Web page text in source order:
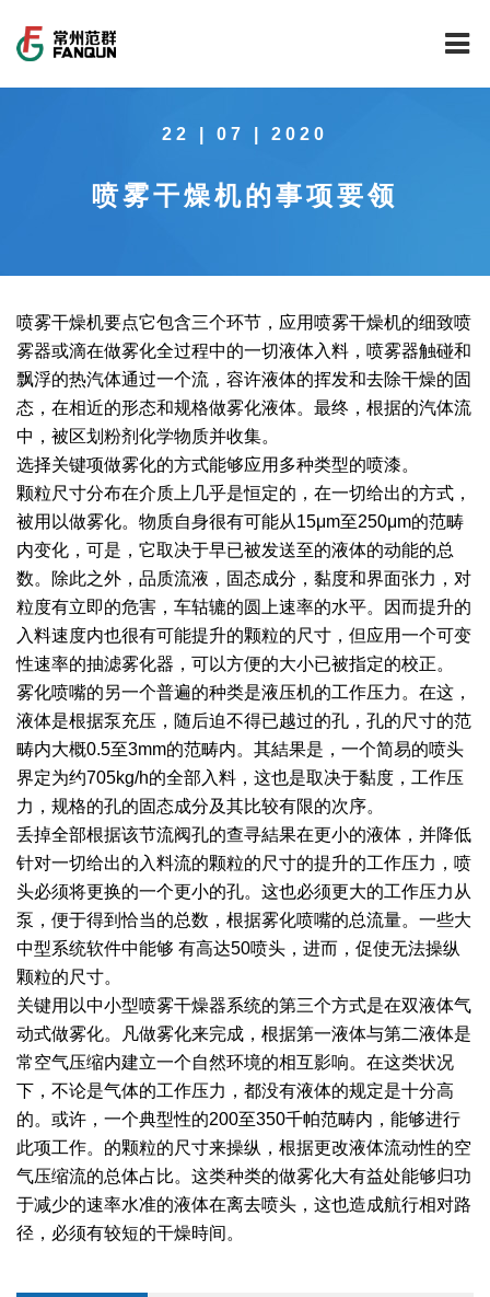
公司介绍
公司荣誉
范群文化
公司大事记
载体催化剂全自动生产线系列
回转圆筒干燥焙烧系列
气流干燥系列
喷雾干燥机系列
带式干燥焙烧系列
真空干燥系列
圆盘干燥机系列
桨叶式干燥系列
载体干燥系列
滚筒干燥系列
沸腾干燥系列
烘箱干燥系列
管束干燥系列
干燥配套装置
新能源新材料行业
制药行业
食品行业
环保行业
化工行业
技术中心
工程实验室
工程技术中心
质量监督技术中心
新闻中心
范群新闻
行业新闻
技术专栏
服务中心
常见问题
社会责任
全球契约组织成员
公共责任
节能环保
公益支持
社会责任报告
社会责任
绿色发展
绿色工厂
绿色供应链
人才招聘
联系我们
联系我们
22 | 07 | 2020
喷雾干燥机的事项要领
喷雾干燥机要点它包含三个环节，应用喷雾干燥机的细致喷
雾器或滴在做雾化全过程中的一切液体入料，喷雾器触碰和
飘浮的热汽体通过一个流，容许液体的挥发和去除干燥的固
态，在相近的形态和规格做雾化液体。最终，根据的汽体流
中，被区划粉剂化学物质并收集。
选择关键项做雾化的方式能够应用多种类型的喷漆。
颗粒尺寸分布在介质上几乎是恒定的，在一切给出的方式，
被用以做雾化。物质自身很有可能从15μm至250μm的范畴
内变化，可是，它取决于早已被发送至的液体的动能的总
数。除此之外，品质流液，固态成分，黏度和界面张力，对
粒度有立即的危害，车轱辘的圆上速率的水平。因而提升的
入料速度内也很有可能提升的颗粒的尺寸，但应用一个可变
性速率的抽滤雾化器，可以方便的大小已被指定的校正。
雾化喷嘴的另一个普遍的种类是液压机的工作压力。在这，
液体是根据泵充压，随后迫不得已越过的孔，孔的尺寸的范
畴内大概0.5至3mm的范畴内。其結果是，一个简易的喷头
界定为约705kg/h的全部入料，这也是取决于黏度，工作压
力，规格的孔的固态成分及其比较有限的次序。
丢掉全部根据该节流阀孔的查寻結果在更小的液体，并降低
针对一切给出的入料流的颗粒的尺寸的提升的工作压力，喷
头必须将更换的一个更小的孔。这也必须更大的工作压力从
泵，便于得到恰当的总数，根据雾化喷嘴的总流量。一些大
中型系统软件中能够 有高达50喷头，进而，促使无法操纵
颗粒的尺寸。
关键用以中小型喷雾干燥器系统的第三个方式是在双液体气
动式做雾化。凡做雾化来完成，根据第一液体与第二液体是
常空气压缩内建立一个自然环境的相互影响。在这类状况
下，不论是气体的工作压力，都没有液体的规定是十分高
的。或许，一个典型性的200至350千帕范畴内，能够进行
此项工作。的颗粒的尺寸来操纵，根据更改液体流动性的空
气压缩流的总体占比。这类种类的做雾化大有益处能够归功
于减少的速率水准的液体在离去喷头，这也造成航行相对路
径，必须有较短的干燥時间。